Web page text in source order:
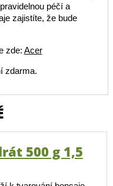
péčí a
zajistíte, že bude
zde: Acer
zdarma.
500 g 1,5